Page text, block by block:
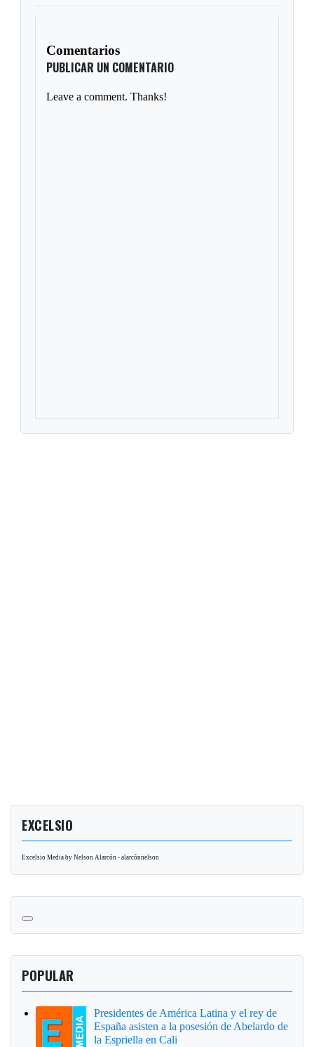
Comentarios
PUBLICAR UN COMENTARIO
Leave a comment. Thanks!
EXCELSIO
Excelsio Media by Nelson Alarcón - alarcónnelson
POPULAR
Presidentes de América Latina y el rey de
España asisten a la posesión de Abelardo de
la Espriella en Cali